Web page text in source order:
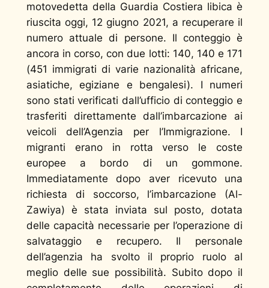
motovedetta della Guardia Costiera libica è
riuscita oggi, 12 giugno 2021, a recuperare il
numero attuale di persone. Il conteggio è
ancora in corso, con due lotti: 140, 140 e 171
(451 immigrati di varie nazionalità africane,
asiatiche, egiziane e bengalesi). I numeri
sono stati verificati dall’ufficio di conteggio e
trasferiti direttamente dall’imbarcazione ai
veicoli dell’Agenzia per l’Immigrazione. I
migranti erano in rotta verso le coste
europee a bordo di un gommone.
Immediatamente dopo aver ricevuto una
richiesta di soccorso, l’imbarcazione (Al-
Zawiya) è stata inviata sul posto, dotata
delle capacità necessarie per l’operazione di
salvataggio e recupero. Il personale
dell’agenzia ha svolto il proprio ruolo al
meglio delle sue possibilità. Subito dopo il